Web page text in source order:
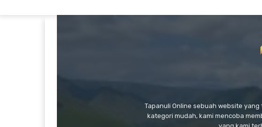
Tapanuli Online sebuah website
kategori mudah, kami mencoba